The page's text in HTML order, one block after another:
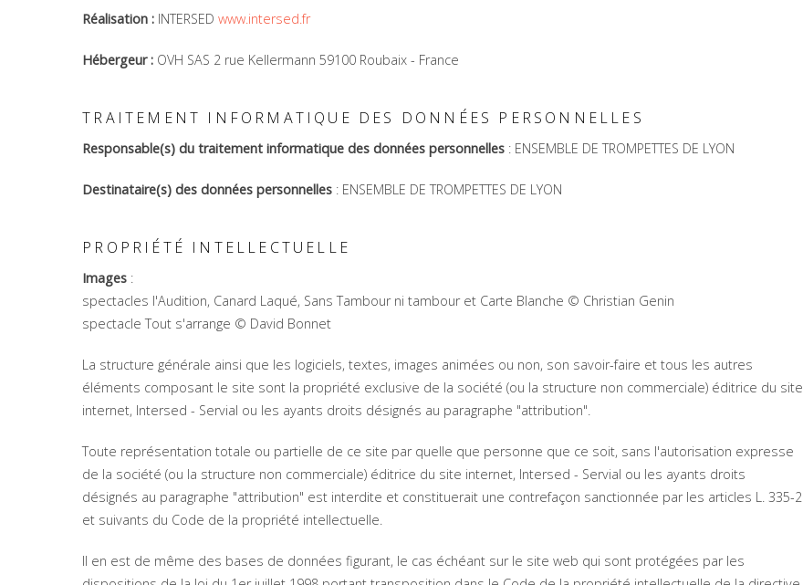
Réalisation : INTERSEDwww.intersed.fr
Hébergeur : OVH SAS 2 rue Kellermann 59100 Roubaix - France
TRAITEMENT INFORMATIQUE DES DONNÉES PERSONNELLES
Responsable(s) du traitement informatique des données personnelles : ENSEMBLE DE TROMPETTES DE LYON
Destinataire(s) des données personnelles : ENSEMBLE DE TROMPETTES DE LYON
PROPRIÉTÉ INTELLECTUELLE
Images :
spectacles l'Audition, Canard Laqué, Sans Tambour ni tambouret Carte Blanche © Christian Genin
spectacleTout s'arrange © David Bonnet
La structure générale ainsi que les logiciels, textes, images animées ou non, son savoir-faire et tous les autres
éléments composant le site sont la propriété exclusive de la société (ou la structure non commerciale) éditrice du site
internet, Intersed - Servial ou les ayants droits désignés au paragraphe "attribution".
Toute représentation totale ou partielle de ce site par quelle que personne que ce soit, sans l'autorisation expresse
de la société (ou la structure non commerciale) éditrice du site internet, Intersed - Servial ou les ayants droits
désignés au paragraphe "attribution" est interdite et constituerait une contrefaçon sanctionnée par les articles L. 335-2
et suivants du Code de la propriété intellectuelle.
Il en est de même des bases de données figurant, le cas échéant sur le site web qui sont protégées par les